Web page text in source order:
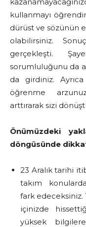
kullanmayı
dürüst ve sözünün
olabilirsiniz.
gerçekleşti.
sorumluluğunu da
da girdiniz.
öğrenme
arttırarak sizi
Önümüzdeki
döngüsünde
23 Aralık tarihi
takım
fark edeceksiniz.
içinizde
yüksek